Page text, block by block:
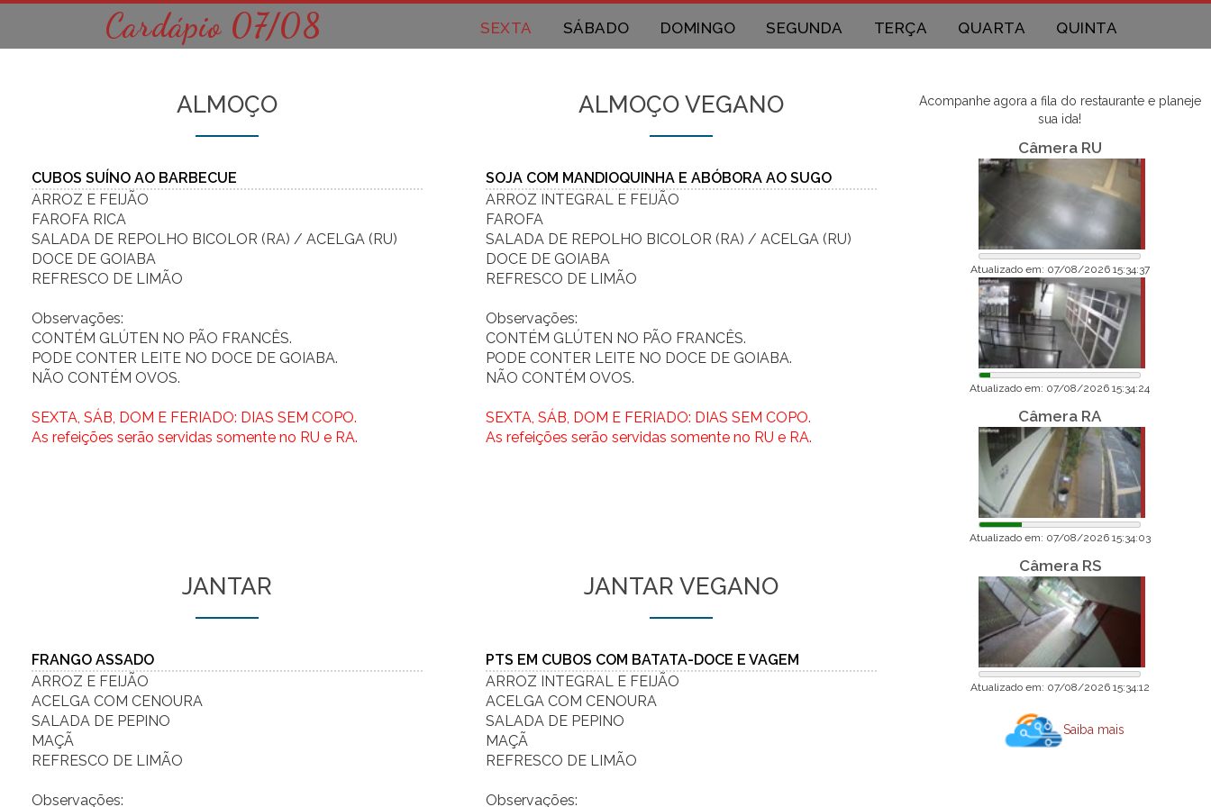
Cardápio 07/08 SEXTA SÁBADO DOMINGO SEGUNDA TERÇA QUARTA QUINTA
ALMOÇO
CUBOS SUÍNO AO BARBECUE
ARROZ E FEIJÃO
FAROFA RICA
SALADA DE REPOLHO BICOLOR (RA) / ACELGA (RU)
DOCE DE GOIABA
REFRESCO DE LIMÃO
Observações:
CONTÉM GLÚTEN NO PÃO FRANCÊS.
PODE CONTER LEITE NO DOCE DE GOIABA.
NÃO CONTÉM OVOS.
SEXTA, SÁB, DOM E FERIADO: DIAS SEM COPO.
As refeições serão servidas somente no RU e RA.
ALMOÇO VEGANO
SOJA COM MANDIOQUINHA E ABÓBORA AO SUGO
ARROZ INTEGRAL E FEIJÃO
FAROFA
SALADA DE REPOLHO BICOLOR (RA) / ACELGA (RU)
DOCE DE GOIABA
REFRESCO DE LIMÃO
Observações:
CONTÉM GLÚTEN NO PÃO FRANCÊS.
PODE CONTER LEITE NO DOCE DE GOIABA.
NÃO CONTÉM OVOS.
SEXTA, SÁB, DOM E FERIADO: DIAS SEM COPO.
As refeições serão servidas somente no RU e RA.
JANTAR
FRANGO ASSADO
ARROZ E FEIJÃO
ACELGA COM CENOURA
SALADA DE PEPINO
MAÇÃ
REFRESCO DE LIMÃO
Observações:
JANTAR VEGANO
PTS EM CUBOS COM BATATA-DOCE E VAGEM
ARROZ INTEGRAL E FEIJÃO
ACELGA COM CENOURA
SALADA DE PEPINO
MAÇÃ
REFRESCO DE LIMÃO
Observações:
Acompanhe agora a fila do restaurante e planeje
sua ida!
Câmera RU
Atualizado em: 07/08/2026 15:34:37
Atualizado em: 07/08/2026 15:34:24
Câmera RA
Atualizado em: 07/08/2026 15:34:03
Câmera RS
Atualizado em: 07/08/2026 15:34:12
Saiba mais